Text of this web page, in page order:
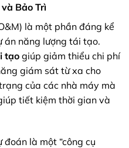
Bảo Trì
là một phần đáng kể
án năng lượng tái tạo.
tạo giúp giảm thiểu chi phí
giám sát từ xa cho
của các nhà máy mà
tiết kiệm thời gian và
là một “công cụ